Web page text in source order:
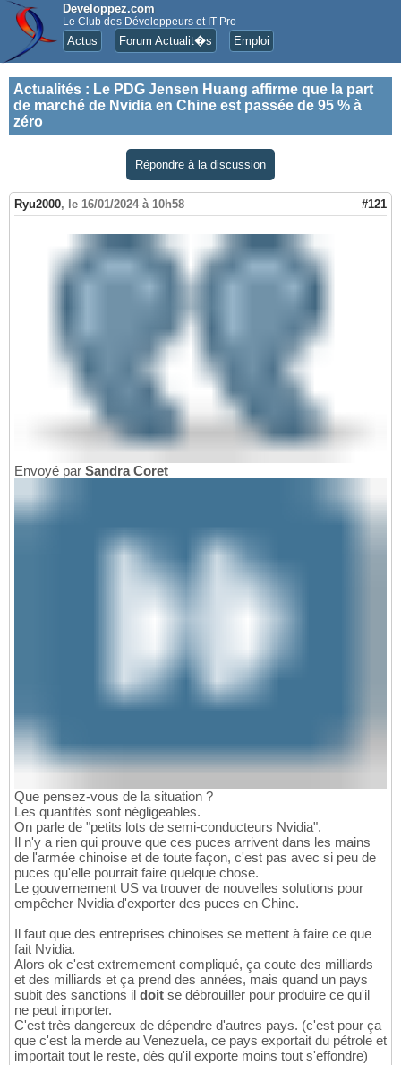
Developpez.com
Le Club des Développeurs et IT Pro
Actus Forum Actualit�s Emploi
Actualités : Le PDG Jensen Huang affirme que la part
de marché de Nvidia en Chine est passée de 95 % à
zéro
Répondre à la discussion
Ryu2000, le 16/01/2024 à 10h58 #121
Envoyé par Sandra Coret
Que pensez-vous de la situation ?
Les quantités sont négligeables.
On parle de "petits lots de semi-conducteurs Nvidia".
Il n'y a rien qui prouve que ces puces arrivent dans les mains
de l'armée chinoise et de toute façon, c'est pas avec si peu de
puces qu'elle pourrait faire quelque chose.
Le gouvernement US va trouver de nouvelles solutions pour
empêcher Nvidia d'exporter des puces en Chine.
Il faut que des entreprises chinoises se mettent à faire ce que
fait Nvidia.
Alors ok c'est extremement compliqué, ça coute des milliards
et des milliards et ça prend des années, mais quand un pays
subit des sanctions il doit se débrouiller pour produire ce qu'il
ne peut importer.
C'est très dangereux de dépendre d'autres pays. (c'est pour ça
que c'est la merde au Venezuela, ce pays exportait du pétrole et
importait tout le reste, dès qu'il exporte moins tout s'effondre)